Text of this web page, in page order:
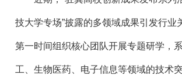
技大学专场”披露的多领域成果引发行业
第一时间组织核心团队开展专题研学，
工、生物医药、电子信息等领域的技术